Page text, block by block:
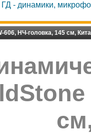
ГД - динамики,
606, НЧ-головка, 145 см,